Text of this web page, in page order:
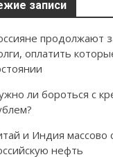
записи
продолжают
оплатить
ли бороться с
и Индия массово
нефть